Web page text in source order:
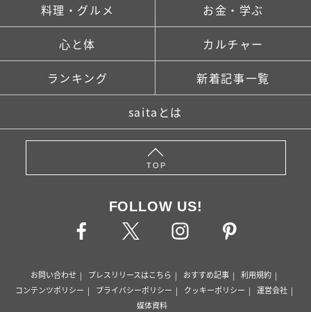
料理・グルメ お金・学ぶ
心と体 カルチャー
ランキング 新着記事一覧
saitaとは
TOP
FOLLOW US!
お問い合わせ プレスリリースはこちら おすすめ記事
利用規約
コンテンツポリシー
プライバシーポリシー クッキーポリシー
運営会社
媒体資料